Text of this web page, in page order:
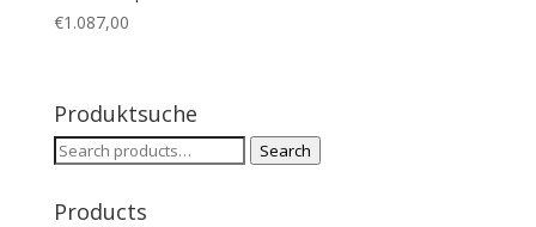
€1.087,00
Produktsuche
Search
Search
Products